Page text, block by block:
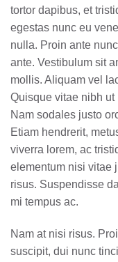
tortor dapibus, et
egestas nunc eu
nulla. Proin ante
ante. Vestibulum sit
mollis. Aliquam vel
Quisque vitae nibh
Nam sodales justo
Etiam hendrerit,
viverra lorem, ac
elementum nisi vitae
risus. Suspendisse
mi tempus ac.
Nam at nisi risus.
suscipit, dui nunc